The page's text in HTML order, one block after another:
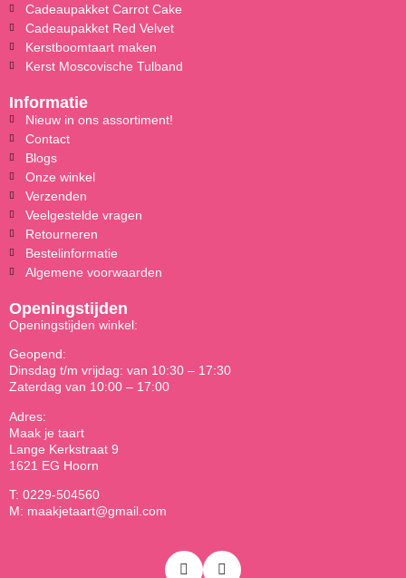
Cadeaupakket Carrot Cake
Cadeaupakket Red Velvet
Kerstboomtaart maken
Kerst Moscovische Tulband
Informatie
Nieuw in ons assortiment!
Contact
Blogs
Onze winkel
Verzenden
Veelgestelde vragen
Retourneren
Bestelinformatie
Algemene voorwaarden
Openingstijden
Openingstijden winkel:
Geopend:
Dinsdag t/m vrijdag: van 10:30 – 17:30
Zaterdag van 10:00 – 17:00
Adres:
Maak je taart
Lange Kerkstraat 9
1621 EG Hoorn
T: 0229-504560
M: maakjetaart@gmail.com